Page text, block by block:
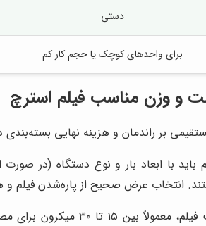
دستی
برای واحدهای کوچک یا حجم کار کم
و وزن مناسب فیلم استرچ
بر راندمان و هزینه نهایی
انتخاب عرض صحیح از پاره‌شدن فیلم و
ضخامت فیلم،